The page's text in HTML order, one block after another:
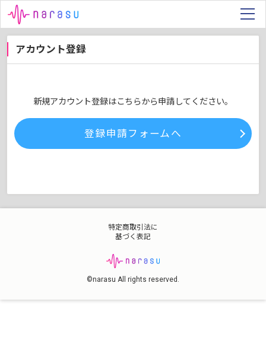
アカウント登録
新規アカウント登録はこちらから申請してください。
登録申請フォームへ
特定商取引法に
基づく表記
©narasu All rights reserved.